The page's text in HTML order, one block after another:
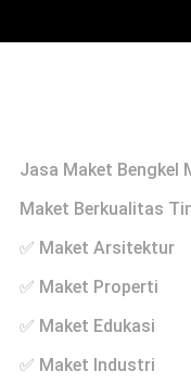
Jasa Maket Bengkel
Maket Berkualitas
✅ Maket Arsitektur
✅ Maket Properti
✅ Maket Edukasi
✅ Maket Industri